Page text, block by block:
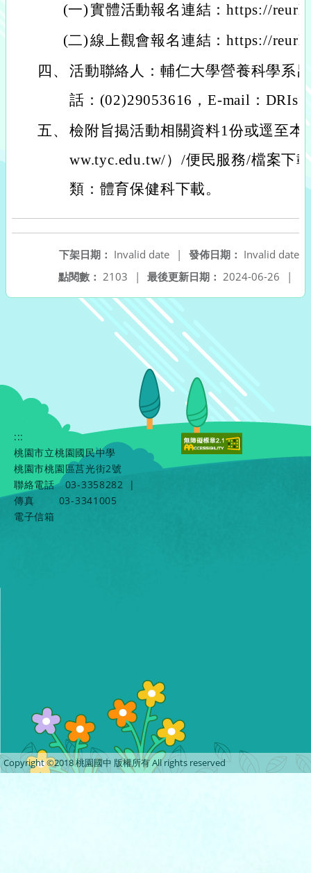
(一)實體活動報名連結：https://
(二)線上觀會報名連結：https://
四、 活動聯絡人：輔仁大學營養科學系
話：(02)29053616，E-mail：
五、 檢附旨揭活動相關資料1份或逕至
ww.tyc.edu.tw/）/便民服務/檔案下
類：體育保健科下載。
發佈日期： Invalid date
下架日期： Invalid date
|
最後更新日期： 2024-06-26 |
點閱數： 2103 |
:::
桃園市立桃園國民中學
桃園市桃園區莒光街2號
聯絡電話
03-3358282
|
傳真
03-3341005
電子信箱
Copyright ©2018 桃園國中 版權所有 All rights reserved